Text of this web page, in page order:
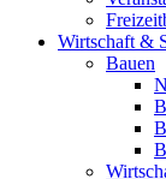
Wirtschaft &
Bauen